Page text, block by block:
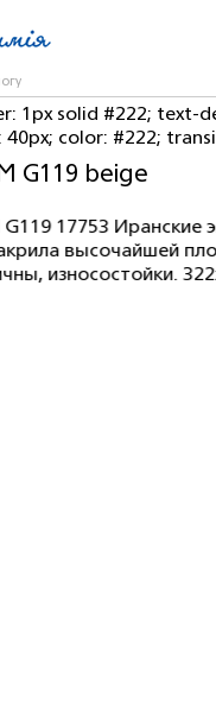
1px solid #222; text-
40px; color: #222;
G119 beige